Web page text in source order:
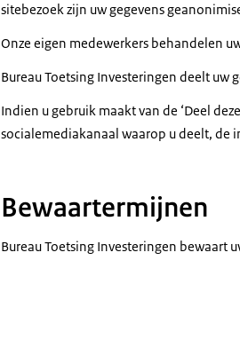
sitebezoek zijn uw gegevens
Onze eigen medewerkers behandelen
Bureau Toetsing Investeringen deelt uw
Indien u gebruik maakt van de ‘Deel
socialemediakanaal waarop u deelt, de
Bewaartermijnen
Bureau Toetsing Investeringen bewaart